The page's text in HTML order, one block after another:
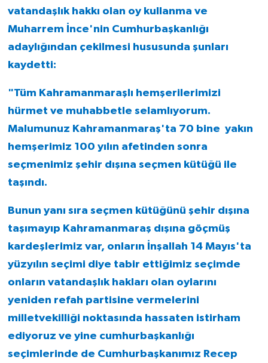
vatandaşlık hakkı olan oy kullanma ve
Muharrem İnce'nin Cumhurbaşkanlığı
adaylığından çekilmesi hususunda şunları
kaydetti:
"Tüm Kahramanmaraşlı hemşerilerimizi
hürmet ve muhabbetle selamlıyorum.
Malumunuz Kahramanmaraş'ta 70 bine yakın
hemşerimiz 100 yılın afetinden sonra
seçmenimiz şehir dışına seçmen kütüğü ile
taşındı.
Bunun yanı sıra seçmen kütüğünü şehir dışına
taşımayıp Kahramanmaraş dışına göçmüş
kardeşlerimiz var, onların İnşallah 14 Mayıs'ta
yüzyılın seçimi diye tabir ettiğimiz seçimde
onların vatandaşlık hakları olan oylarını
yeniden refah partisine vermelerini
milletvekilliği noktasında hassaten istirham
ediyoruz ve yine cumhurbaşkanlığı
seçimlerinde de Cumhurbaşkanımız Recep